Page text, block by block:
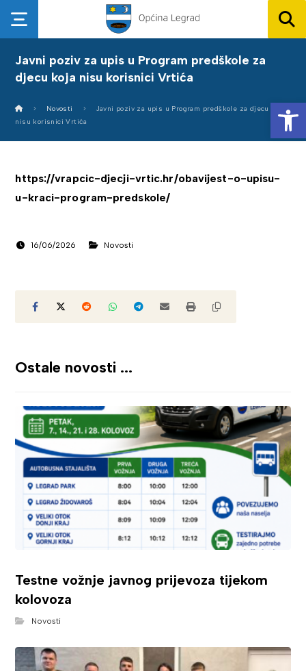
Javni poziv za upis u Program predškole za
djecu koja nisu korisnici Vrtića
Novosti
Javni poziv za upis u Program predškole za djecu koja
nisu korisnici Vrtića
https://vrapcic-djecji-vrtic.hr/obavijest-o-upisu-
u-kraci-program-predskole/
16/06/2026 Novosti
Ostale novosti ...
Testne vožnje javnog prijevoza tijekom
kolovoza
Novosti